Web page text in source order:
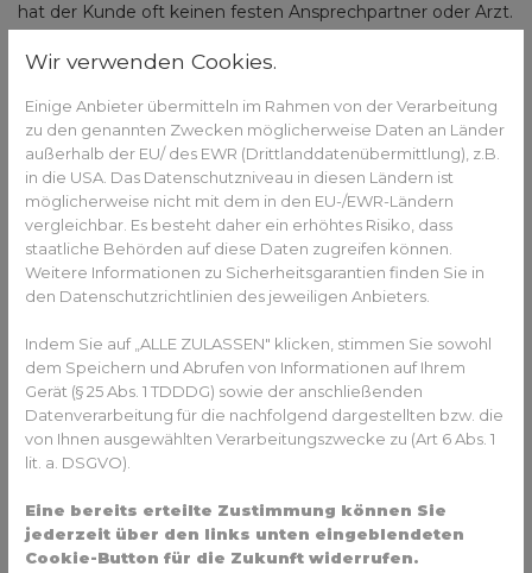
hat der Kunde oft keinen festen Ansprechpartner oder Arzt.
den initialen Scan der Zähne durchgeführt hat, stellt sich
Behandlungsverlaufsoder Probleme verantwortlich ist.
Die Behandlungskontrollen finden meist online über eine
App statt und die regelmäßige physische Begutachtung
durch den Kieferorthopäden oder Zahnarzt fehlt.
Spätestens bei Problemen hat der Kunde seine
Zahnkorrektur teuer bezahlt.
Hier geht`s zumArtikel aus der WELT:
Wir verwenden Cookies.
Einige Anbieter übermitteln im Rahmen von der Verarbeitung
zu den genannten Zwecken möglicherweise Daten an Länder
außerhalb der EU/ des EWR (Drittlanddatenübermittlung), z.B.
in die USA. Das Datenschutzniveau in diesen Ländern ist
möglicherweise nicht mit dem in den EU-/EWR-Ländern
vergleichbar. Es besteht daher ein erhöhtes Risiko, dass
staatliche Behörden auf diese Daten zugreifen können.
Weitere Informationen zu Sicherheitsgarantien finden Sie in
den Datenschutzrichtlinien des jeweiligen Anbieters.
Indem Sie auf „ALLE ZULASSEN" klicken, stimmen Sie sowohl
dem Speichern und Abrufen von Informationen auf Ihrem
Gerät (§ 25 Abs. 1 TDDDG) sowie der anschließenden
Datenverarbeitung für die nachfolgend dargestellten bzw. die
von Ihnen ausgewählten Verarbeitungszwecke zu (Art 6 Abs. 1
lit. a. DSGVO).
Eine bereits erteilte Zustimmung können Sie
jederzeit über den links unten eingeblendeten
Cookie-Button für die Zukunft widerrufen.